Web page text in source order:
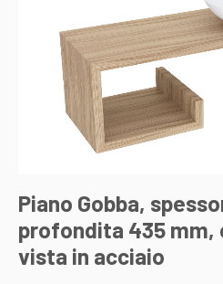
Piano Gobba,
profondita 435 mm,
vista in acciaio